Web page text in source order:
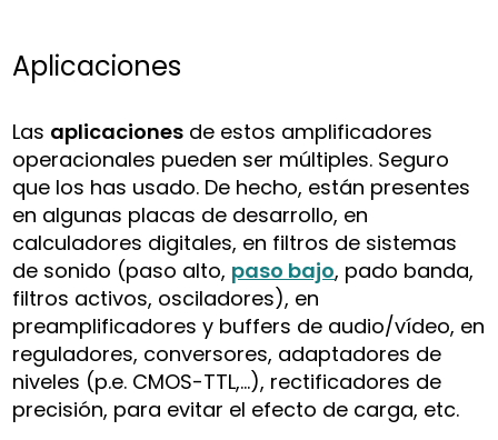
Aplicaciones
Las aplicaciones de estos amplificadores
operacionales pueden ser múltiples. Seguro
que los has usado. De hecho, están presentes
en algunas placas de desarrollo, en
calculadores digitales, en filtros de sistemas
de sonido (paso alto, paso bajo, pado banda,
filtros activos, osciladores), en
preamplificadores y buffers de audio/vídeo, en
reguladores, conversores, adaptadores de
niveles (p.e. CMOS-TTL,…), rectificadores de
precisión, para evitar el efecto de carga, etc.